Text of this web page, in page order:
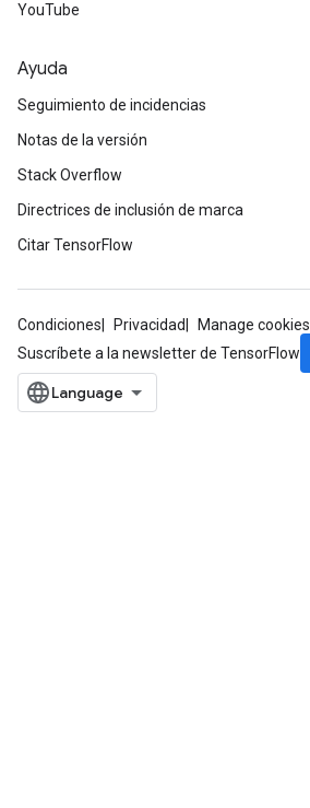
YouTube
Ayuda
Seguimiento de incidencias
Notas de la versión
Stack Overflow
Directrices de inclusión de marca
Citar TensorFlow
Condiciones Privacidad
Manage cookies
Suscríbete a la newsletter de TensorFlow